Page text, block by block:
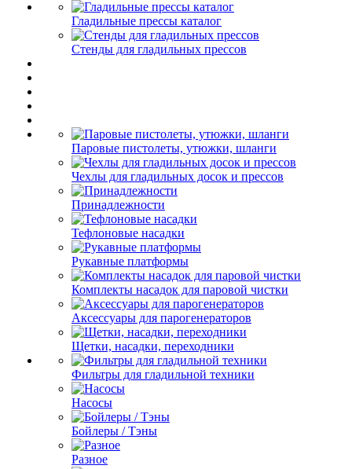
Гладильные прессы каталог
Стенды для гладильных прессов
Паровые пистолеты, утюжки, шланги
Чехлы для гладильных досок и прессов
Принадлежности
Тефлоновые насадки
Рукавные платформы
Комплекты насадок для паровой чистки
Аксессуары для парогенераторов
Щетки, насадки, переходники
Фильтры для гладильной техники
Насосы
Бойлеры / Тэны
Разное